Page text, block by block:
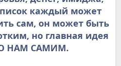
каждый может
сам, он может быть
но главная идея
НАМ САМИМ.